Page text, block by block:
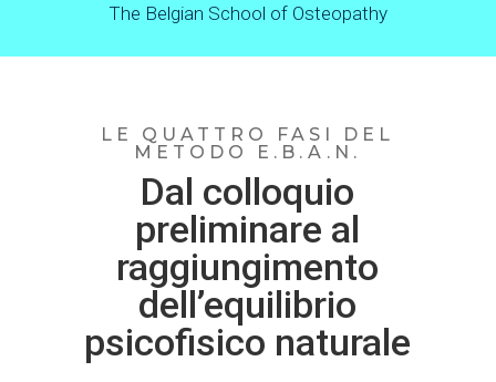
The Belgian School of Osteopathy
LE QUATTRO FASI DEL
METODO E.B.A.N.
Dal colloquio
preliminare al
raggiungimento
dell’equilibrio
psicofisico naturale